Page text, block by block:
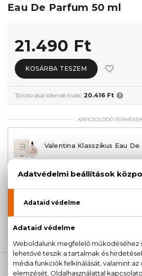
Eau De Parfum 50 ml
21.490 Ft
KOSÁRBA TESZEM
Törzsvásárlóknak csak: 20.416 Ft
KAPCSOLÓDÓ
Valentina Klasszikus Eau De
100% eredeti termékek,14 napos
LEÍRÁS